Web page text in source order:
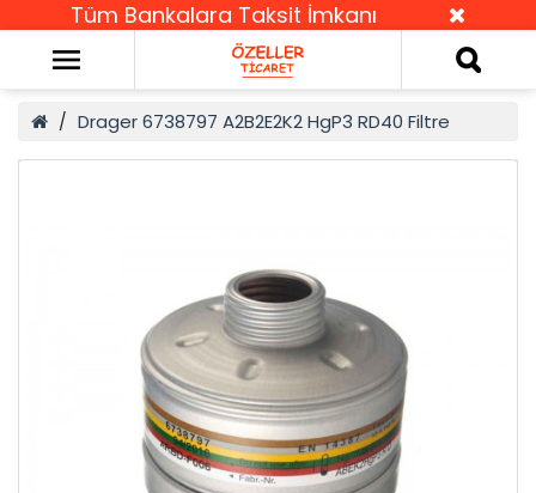
Tüm Bankalara Taksit İmkanı
Drager 6738797 A2B2E2K2 HgP3 RD40 Filtre